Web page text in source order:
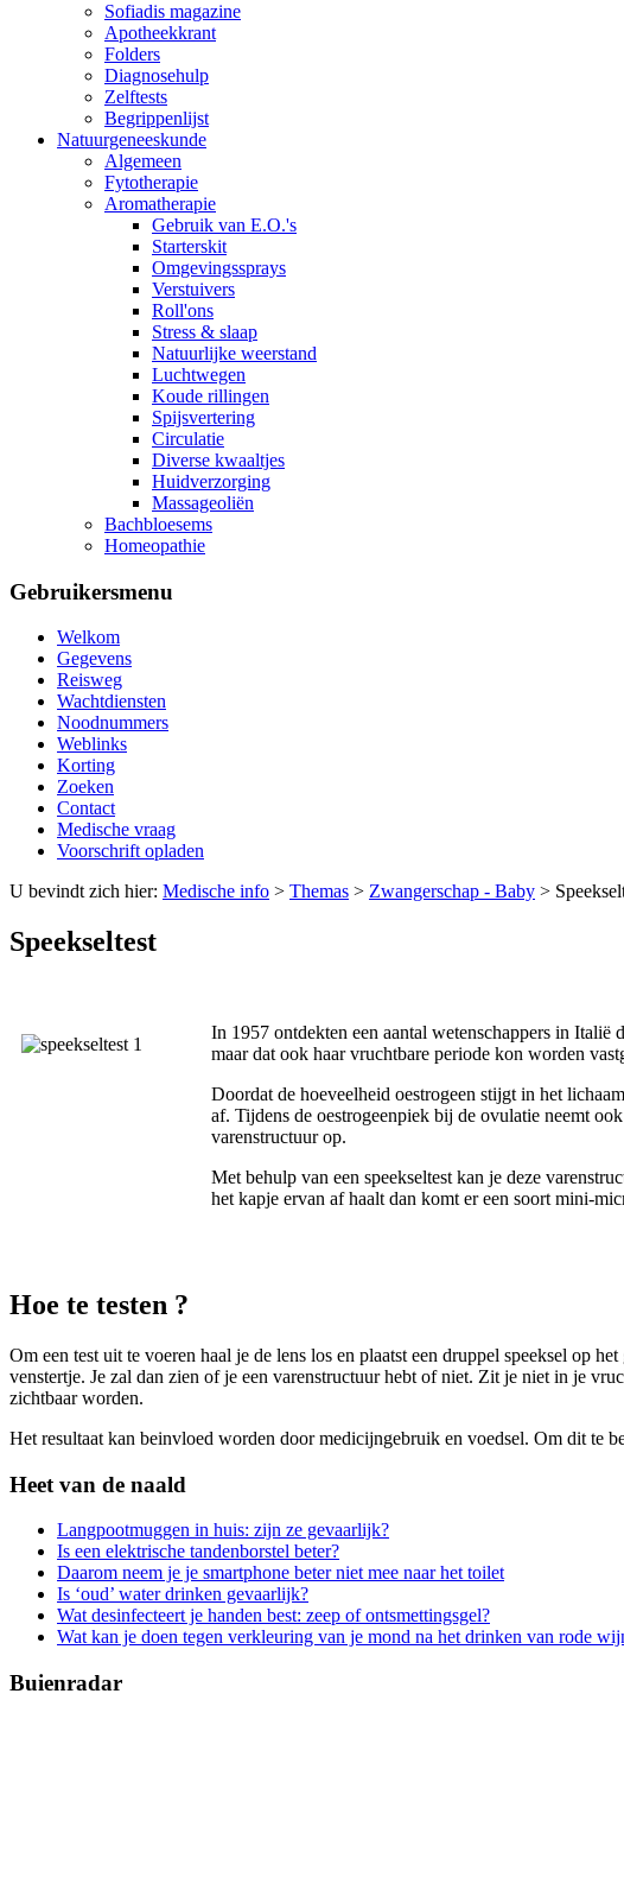
Sofiadis magazine
Apotheekkrant
Folders
Diagnosehulp
Zelftests
Begrippenlijst
Natuurgeneeskunde
Algemeen
Fytotherapie
Aromatherapie
Gebruik van E.O.'s
Starterskit
Omgevingssprays
Verstuivers
Roll'ons
Stress & slaap
Natuurlijke weerstand
Luchtwegen
Koude rillingen
Spijsvertering
Circulatie
Diverse kwaaltjes
Huidverzorging
Massageoliën
Bachbloesems
Homeopathie
Gebruikersmenu
Welkom
Gegevens
Reisweg
Wachtdiensten
Noodnummers
Weblinks
Korting
Zoeken
Contact
Medische vraag
Voorschrift opladen
U bevindt zich hier: Medische info > Themas > Zwangerschap - Baby >
Speekseltest
In 1957 ontdekten een aantal wetenschappers in
maar dat ook haar vruchtbare periode kon worden
Doordat de hoeveelheid oestrogeen stijgt in het
af. Tijdens de oestrogeenpiek bij de ovulatie neemt
varenstructuur op.
Met behulp van een speekseltest kan je deze
het kapje ervan af haalt dan komt er een soort mini-
Hoe te testen ?
Om een test uit te voeren haal je de lens los en plaatst een druppel speeksel op
venstertje. Je zal dan zien of je een varenstructuur hebt of niet. Zit je niet in je
zichtbaar worden.
Het resultaat kan beinvloed worden door medicijngebruik en voedsel. Om dit te
Heet van de naald
Langpootmuggen in huis: zijn ze gevaarlijk?
Is een elektrische tandenborstel beter?
Daarom neem je je smartphone beter niet mee naar het toilet
Is ‘oud’ water drinken gevaarlijk?
Wat desinfecteert je handen best: zeep of ontsmettingsgel?
Wat kan je doen tegen verkleuring van je mond na het drinken van rode
Buienradar